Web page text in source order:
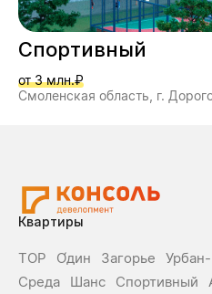
Спортивный
от 3 млн.₽
Смоленская область, г.
Квартиры
ТОР О́дин Загорье
Среда
Шанс Спортивный